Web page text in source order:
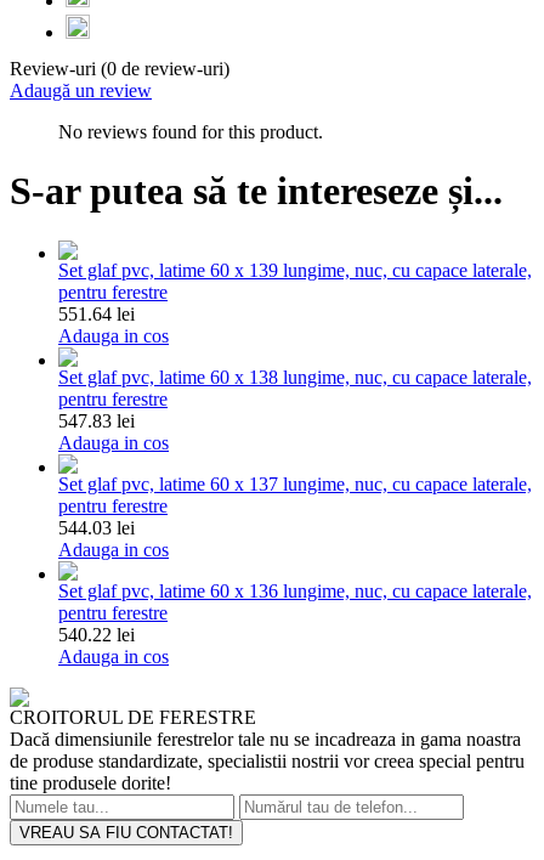
Review-uri (0 de review-uri)
Adaugă un review
No reviews found for this product.
S-ar putea să te intereseze și...
Set glaf pvc, latime 60 x 139 lungime, nuc, cu capace laterale,
pentru ferestre
551.64 lei
Adauga in cos
Set glaf pvc, latime 60 x 138 lungime, nuc, cu capace laterale,
pentru ferestre
547.83 lei
Adauga in cos
Set glaf pvc, latime 60 x 137 lungime, nuc, cu capace laterale,
pentru ferestre
544.03 lei
Adauga in cos
Set glaf pvc, latime 60 x 136 lungime, nuc, cu capace laterale,
pentru ferestre
540.22 lei
Adauga in cos
CROITORUL DE FERESTRE
Dacă dimensiunile ferestrelor tale nu se incadreaza in gama noastra
de produse standardizate, specialistii nostrii vor creea special pentru
tine produsele dorite!
VREAU SA FIU CONTACTAT!